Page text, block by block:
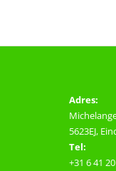
Adres:
5623EJ,
Tel:
+31 6 41